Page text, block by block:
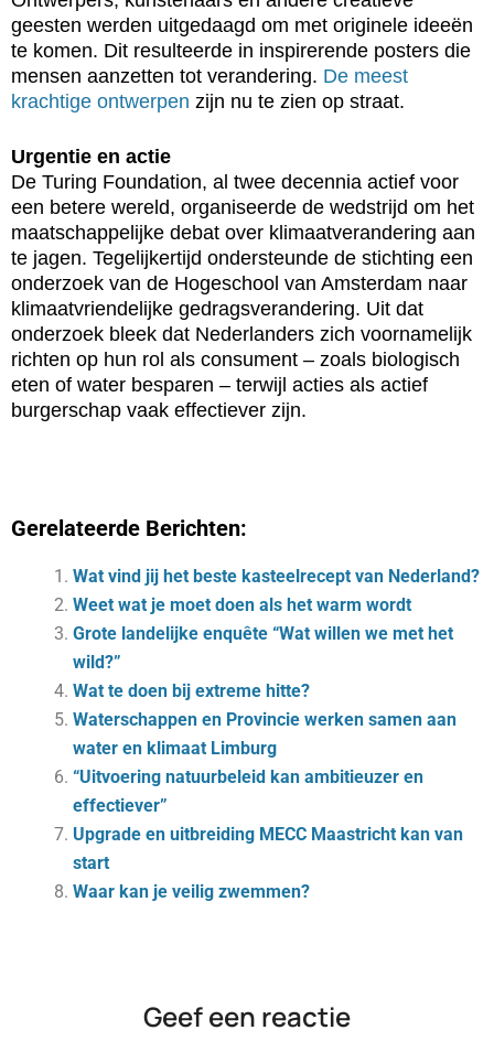
geesten werden uitgedaagd om met originele ideeën
te komen. Dit resulteerde in inspirerende posters die
mensen aanzetten tot verandering. De meest
krachtige ontwerpen zijn nu te zien op straat.
Urgentie en actie
De Turing Foundation, al twee decennia actief voor
een betere wereld, organiseerde de wedstrijd om het
maatschappelijke debat over klimaatverandering aan
te jagen. Tegelijkertijd ondersteunde de stichting een
onderzoek van de Hogeschool van Amsterdam naar
klimaatvriendelijke gedragsverandering. Uit dat
onderzoek bleek dat Nederlanders zich voornamelijk
richten op hun rol als consument – zoals biologisch
eten of water besparen – terwijl acties als actief
burgerschap vaak effectiever zijn.
Gerelateerde Berichten:
Wat vind jij het beste kasteelrecept van Nederland?
Weet wat je moet doen als het warm wordt
Grote landelijke enquête “Wat willen we met het
wild?”
Wat te doen bij extreme hitte?
Waterschappen en Provincie werken samen aan
water en klimaat Limburg
“Uitvoering natuurbeleid kan ambitieuzer en
effectiever”
Upgrade en uitbreiding MECC Maastricht kan van
start
Waar kan je veilig zwemmen?
Geef een reactie